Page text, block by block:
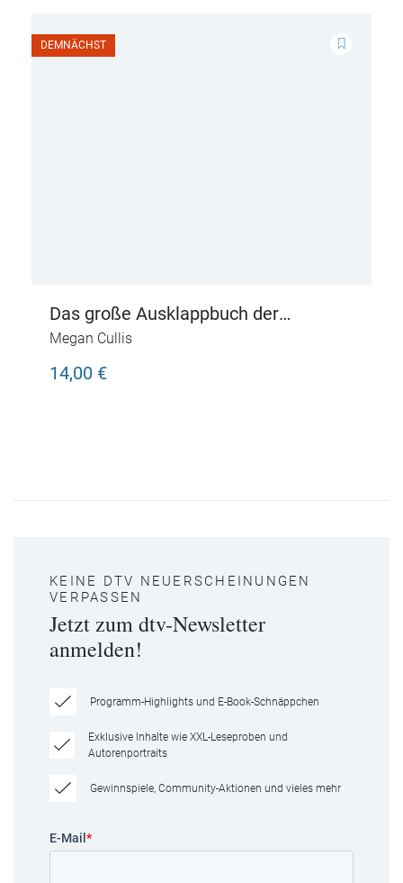
DEMNÄCHST
Das große Ausklappbuch der
Lastwagen
Megan Cullis
14,00 €
KEINE DTV NEUERSCHEINUNGEN
VERPASSEN
Jetzt zum dtv-Newsletter
anmelden!
Programm-Highlights und E-Book-Schnäppchen
Exklusive Inhalte wie XXL-Leseproben und
Autorenportraits
Gewinnspiele, Community-Aktionen und vieles mehr
E-Mail *